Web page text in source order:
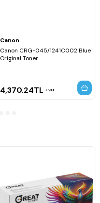
Canon
Canon CRG-045/1241C002 Blue
Original Toner
4,370.24TL VAT